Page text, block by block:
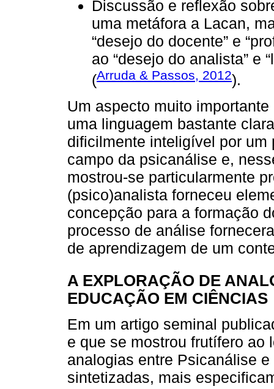
Discussão e reflexão
uma metáfora a Lacan,
“desejo do docente” e
ao “desejo do analista” e
(Arruda & Passos, 2012).
Um aspecto muito
uma linguagem bastante
dificilmente inteligível por um
campo da psicanálise e,
mostrou-se particularmente
(psico)analista forneceu
concepção para a formação
processo de análise
de aprendizagem de um
A EXPLORAÇÃO DE
EDUCAÇÃO EM CIÊNCIAS
Em um artigo seminal
e que se mostrou frutífero ao
analogias entre Psicanálise
sintetizadas, mais